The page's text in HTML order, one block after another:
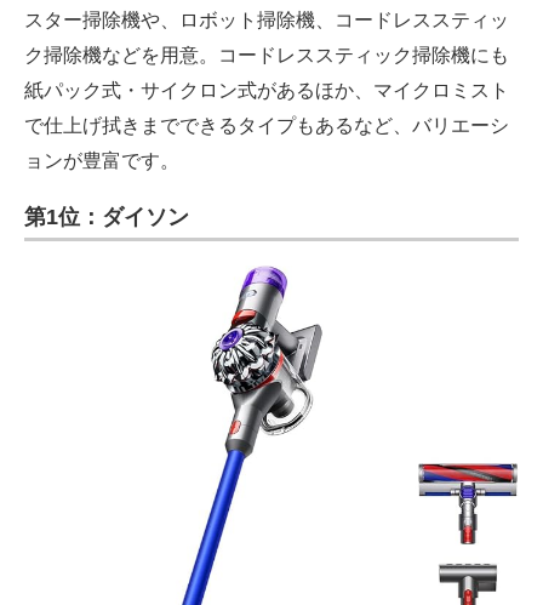
スター掃除機や、ロボット掃除機、コードレススティッ
ク掃除機などを用意。コードレススティック掃除機にも
紙パック式・サイクロン式があるほか、マイクロミスト
で仕上げ拭きまでできるタイプもあるなど、バリエーシ
ョンが豊富です。
第1位：ダイソン